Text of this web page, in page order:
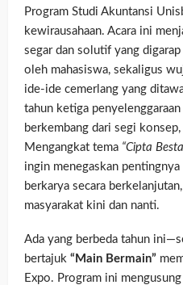
Program Studi Akuntansi
kewirausahaan. Acara ini
segar dan solutif yang
oleh mahasiswa, sekaligus
ide-ide cemerlang yang
tahun ketiga
berkembang dari segi
Mengangkat tema “Cipta
ingin menegaskan
berkarya secara
masyarakat kini dan nanti.
Ada yang berbeda tahun
bertajuk “Main Bermain”
Expo. Program ini